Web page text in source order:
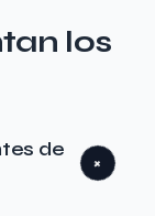
los
de
+